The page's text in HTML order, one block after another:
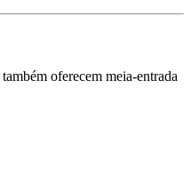
oferecem meia-entrada